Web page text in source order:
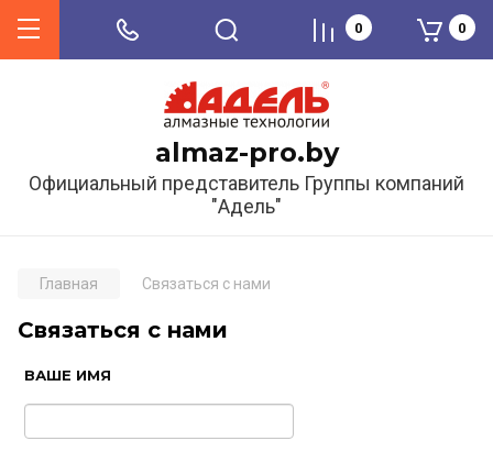
almaz-pro.by
Официальный представитель Группы компаний
"Адель"
0 0
Главная Связаться с нами
Связаться с нами
ВАШЕ ИМЯ